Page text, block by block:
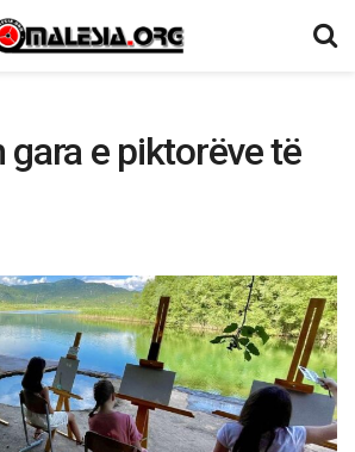
gara e piktorëve të